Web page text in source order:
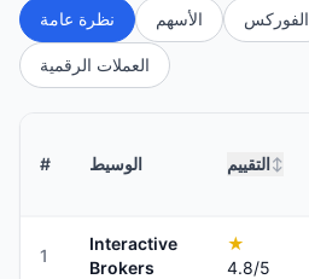
نظرة عامة الأسهم الفوركس
العملات الرقمية
# الوسيط التقييم ↕
1
Interactive
Brokers
★
4.8/5